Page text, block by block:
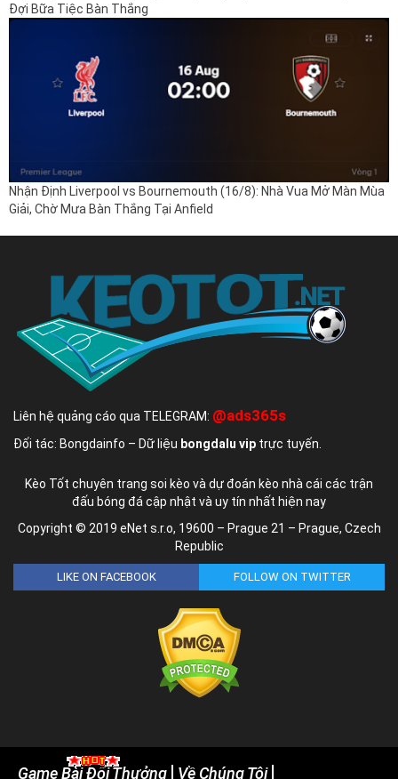
Đợi Bữa Tiệc Bàn Thắng
Nhận Định Liverpool vs Bournemouth (16/8): Nhà Vua Mở Màn Mùa
Giải, Chờ Mưa Bàn Thắng Tại Anfield
Liên hệ quảng cáo qua TELEGRAM: @ads365s
Đối tác: Bongdainfo – Dữ liệu bongdalu vip trực tuyến.
Kèo Tốt chuyên trang soi kèo và dự đoán kèo nhà cái các trận
đấu bóng đá cập nhật và uy tín nhất hiện nay
Copyright © 2019 eNet s.r.o, 19600 – Prague 21 – Prague, Czech
Republic
LIKE ON FACEBOOK FOLLOW ON TWITTER
Game Bài Đổi Thưởng Về Chúng Tôi